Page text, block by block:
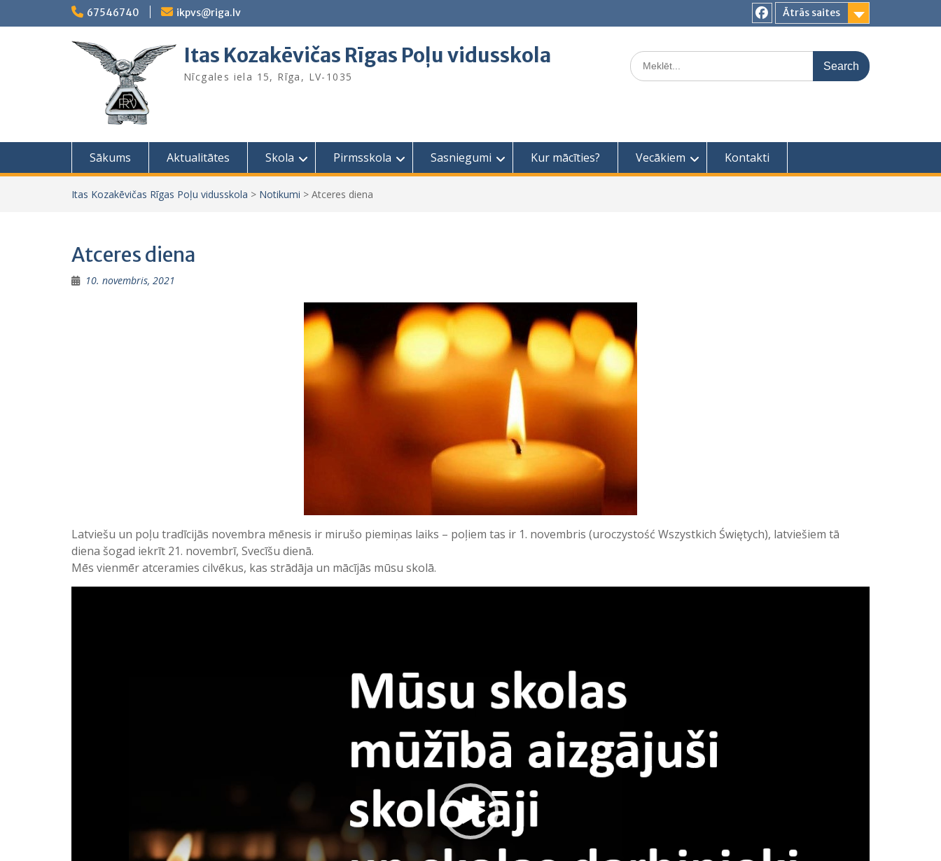
67546740 ikpvs@riga.lv
Ātrās saites
Facebook
Itas Kozakēvičas Rīgas Poļu vidusskola
Nīcgales iela 15, Rīga, LV-1035
Search
for:
Sākums Aktualitātes Skola Pirmsskola Sasniegumi Kur mācīties? Vecākiem Kontakti
Itas Kozakēvičas Rīgas Poļu vidusskola > Notikumi > Atceres diena
Atceres diena
10. novembris, 2021
Latviešu un poļu tradīcijās novembra mēnesis ir mirušo piemiņas laiks – poļiem tas ir 1. novembris (uroczystość Wszystkich Świętych), latviešiem tā
diena šogad iekrīt 21. novembrī, Svecīšu dienā.
Mēs vienmēr atceramies cilvēkus, kas strādāja un mācījās mūsu skolā.